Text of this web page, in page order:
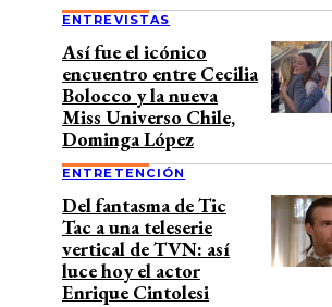
ENTREVISTAS
Así fue el icónico
encuentro entre Cecilia
Bolocco y la nueva
Miss Universo Chile,
Dominga López
ENTRETENCIÓN
Del fantasma de Tic
Tac a una teleserie
vertical de TVN: así
luce hoy el actor
Enrique Cintolesi